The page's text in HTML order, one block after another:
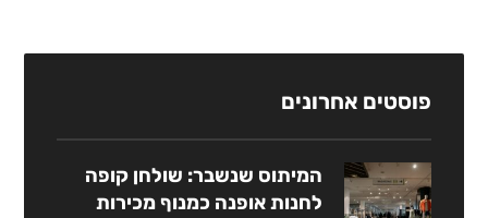
פוסטים אחרונים
המיתוס שנשבר: שולחן קופה
לחנות אופנה כמנוף מכירות